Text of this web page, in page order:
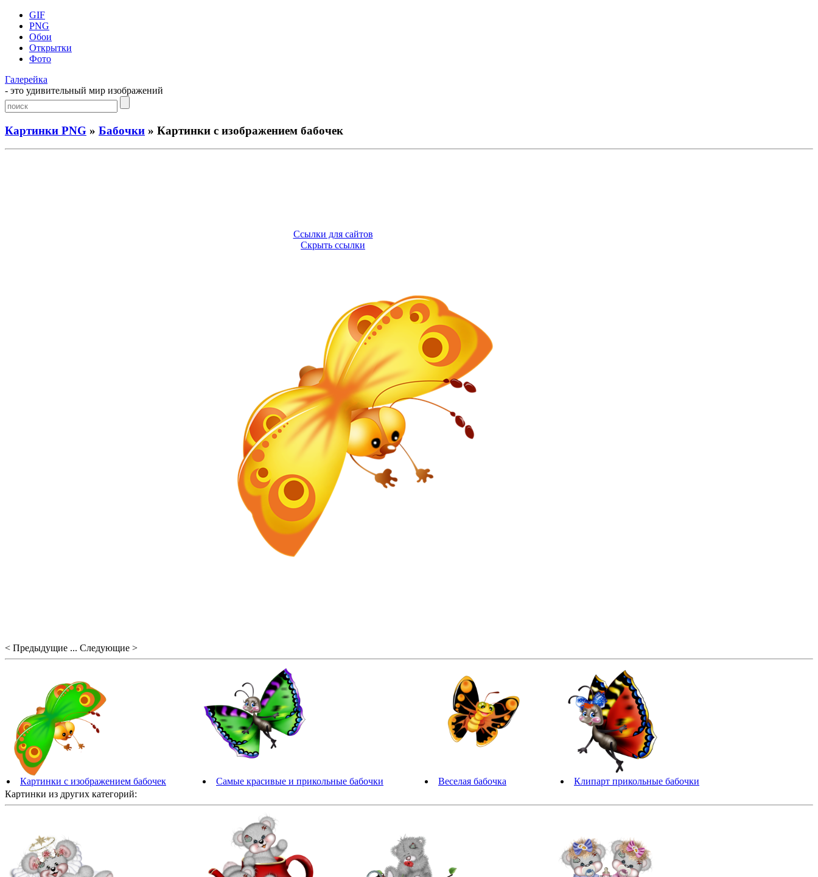
GIF
PNG
Обои
Открытки
Фото
Галерейка
- это удивительный мир изображений
Картинки PNG » Бабочки » Картинки с изображением бабочек
Ссылки для сайтов
Скрыть ссылки
< Предыдущие ... Следующие >
Картинки с изображением бабочек Самые красивые и прикольные бабочки Веселая бабочка
Клипарт прикольные бабочки
Картинки из других категорий: